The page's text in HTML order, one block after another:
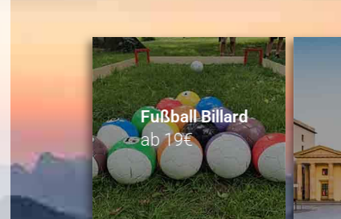
Fußball Billard
ab 19€